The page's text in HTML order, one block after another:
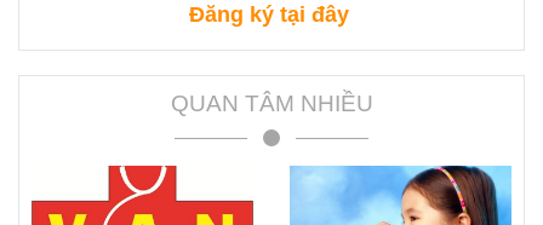
Đăng ký tại đây
QUAN TÂM NHIỀU